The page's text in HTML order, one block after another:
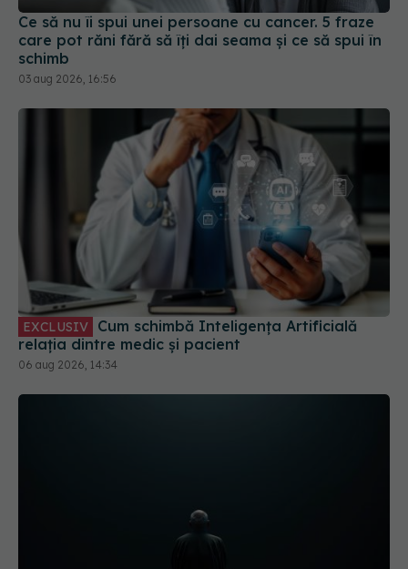
Ce să nu îi spui unei persoane cu cancer. 5 fraze
care pot răni fără să îți dai seama și ce să spui în
schimb
03 aug 2026, 16:56
EXCLUSIV
relația dintre medic și pacient
06 aug 2026, 14:34